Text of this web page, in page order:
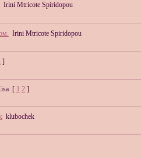
Irini Mtricote Spiridopou
Irini Mtricote Spiridopou
]
[ 1 2 ]
klubochek